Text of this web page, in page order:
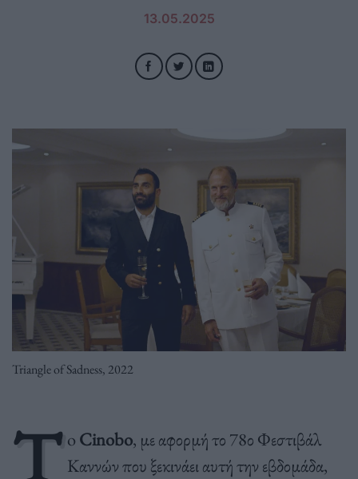
13.05.2025
Triangle of Sadness, 2022
T o Cinobo, με αφορμή το 78ο Φεστιβάλ
Καννών που ξεκινάει αυτή την εβδομάδα,